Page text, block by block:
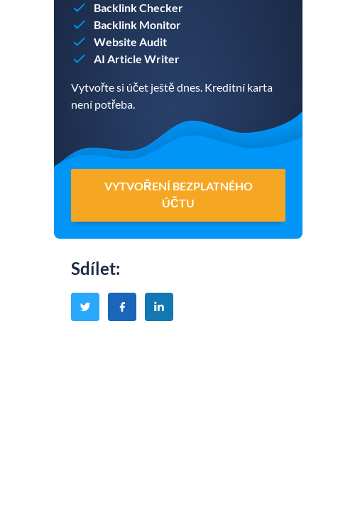
Backlink Checker
Backlink Monitor
Website Audit
AI Article Writer
Vytvořte si účet ještě dnes. Kreditní karta
není potřeba.
VYTVOŘENÍ BEZPLATNÉHO
ÚČTU
Sdílet: